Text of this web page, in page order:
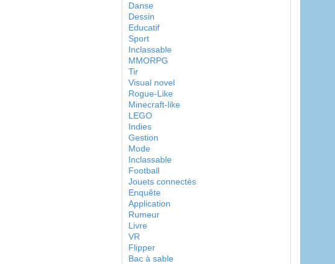
Danse
Dessin
Educatif
Sport
Inclassable
MMORPG
Tir
Visual novel
Rogue-Like
Minecraft-like
LEGO
Indies
Gestion
Mode
Inclassable
Football
Jouets connectés
Enquête
Application
Rumeur
Livre
VR
Flipper
Bac à sable